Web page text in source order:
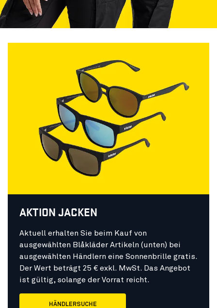
AKTION JACKEN
Aktuell erhalten Sie beim Kauf von
ausgewählten Blåkläder Artikeln (unten) bei
ausgewählten Händlern eine Sonnenbrille gratis.
Der Wert beträgt 25 € exkl. MwSt. Das Angebot
ist gültig, solange der Vorrat reicht.
HÄNDLERSUCHE